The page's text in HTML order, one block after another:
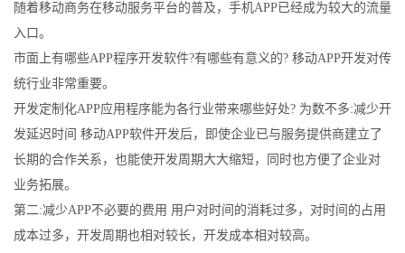
随着移动商务在移动服务平台的普及，手机APP已经成为较大的流量
入口。
市面上有哪些APP程序开发软件?有哪些有意义的? 移动APP开发对传
统行业非常重要。
开发定制化APP应用程序能为各行业带来哪些好处? 为数不多:减少开
发延迟时间 移动APP软件开发后，即使企业已与服务提供商建立了
长期的合作关系，也能使开发周期大大缩短，同时也方便了企业对
业务拓展。
第二:减少APP不必要的费用 用户对时间的消耗过多，对时间的占用
成本过多，开发周期也相对较长，开发成本相对较高。